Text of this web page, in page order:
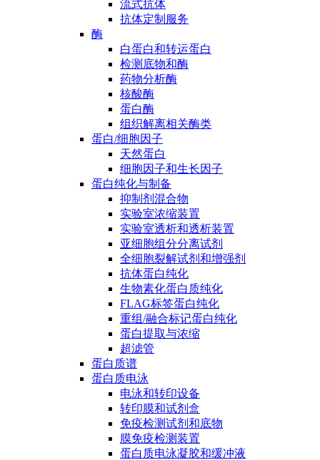
流式抗体
抗体定制服务
酶
白蛋白和转运蛋白
检测底物和酶
药物分析酶
核酸酶
蛋白酶
组织解离相关酶类
蛋白/细胞因子
天然蛋白
细胞因子和生长因子
蛋白纯化与制备
抑制剂混合物
实验室浓缩装置
实验室透析和透析装置
亚细胞组分分离试剂
全细胞裂解试剂和增强剂
抗体蛋白纯化
生物素化蛋白质纯化
FLAG标签蛋白纯化
重组/融合标记蛋白纯化
蛋白提取与浓缩
超滤管
蛋白质谱
蛋白质电泳
电泳和转印设备
转印膜和试剂盒
免疫检测试剂和底物
膜免疫检测装置
蛋白质电泳凝胶和缓冲液